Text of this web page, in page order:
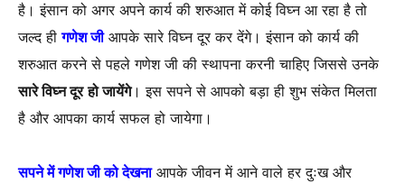
है। इंसान को अगर अपने कार्य की शरुआत में कोई विघ्न आ रहा है तो
जल्द हीगणेश जीआपके सारे विघ्न दूर कर देंगे। इंसान को कार्य की
शरुआत करने से पहले गणेश जी की स्थापना करनी चाहिए जिससे उनके
सारे विघ्न दूर हो जायेंगे। इस सपने से आपको बड़ा ही शुभ संकेत मिलता
है और आपका कार्य सफल हो जायेगा।
सपने में गणेश जी को देखनाआपके जीवन में आने वाले हर दुःख और